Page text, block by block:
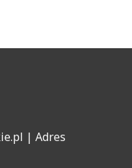
| Adres